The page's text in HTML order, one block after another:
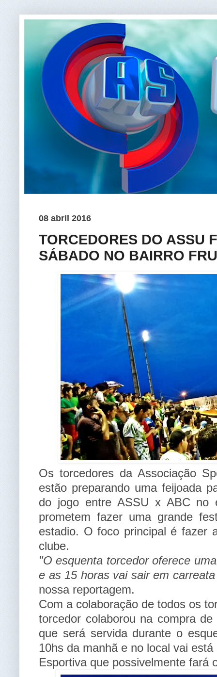
08 abril 2016
TORCEDORES DO ASSU
SÁBADO NO BAIRRO
Os torcedores da Associação
estão preparando uma feijoada
do jogo entre ASSU x ABC no
prometem fazer uma grande
estadio. O foco principal é fazer
clube.
"O esquenta torcedor oferece
e as 15 horas vai sair em
nossa reportagem.
Com a colaboração de todos os
torcedor colaborou na compra
que será servida durante o
10hs da manhã e no local vai
Esportiva que possivelmente fará